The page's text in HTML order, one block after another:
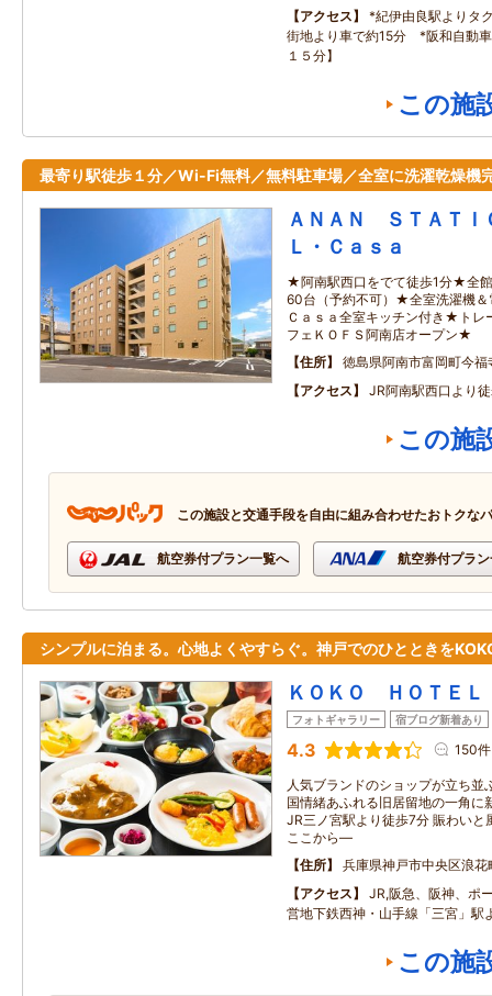
アクセス
*紀伊由良駅よりタ
街地より車で約15分 *阪和自動
１５分】
この施
最寄り駅徒歩１分／Wi-Fi無料／無料駐車場／全室に洗濯乾燥機
ＡＮＡＮ ＳＴＡＴ
Ｌ・Ｃａｓａ
★阿南駅西口をでて徒歩1分★全
60台（予約不可）★全室洗濯機
Ｃａｓａ全室キッチン付き★ト
フェＫＯＦＳ阿南店オープン★
住所
徳島県阿南市富岡町今福
アクセス
JR阿南駅西口より
この施
この施設と交通手段を自由に組み合わせたおトクな
航空券付プラン一覧へ 航空券付プラ
シンプルに泊まる。心地よくやすらぐ。神戸でのひとときを
ＫＯＫＯ ＨＯＴＥ
フォトギャラリー 宿ブログ新着あり
4.3 150件
人気ブランドのショップが立ち
国情緒あふれる旧居留地の一角に
JR三ノ宮駅より徒歩7分 賑わいと
ここから―
住所
兵庫県神戸市中央区浪花
アクセス
JR,阪急、阪神、ポ
営地下鉄西神・山手線「三宮」駅
この施